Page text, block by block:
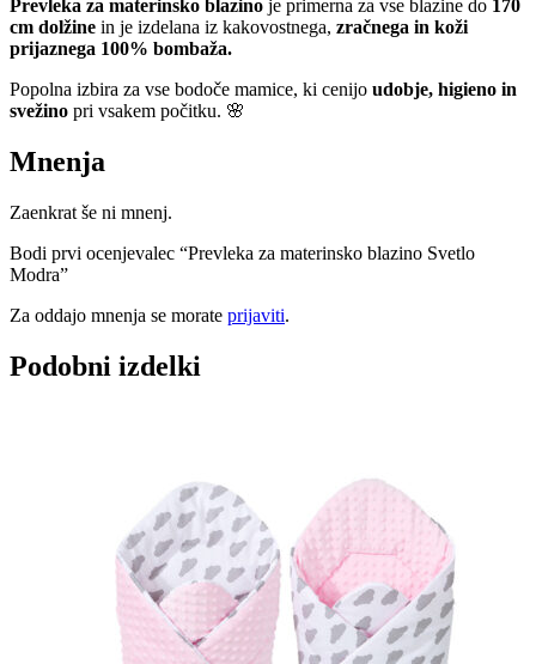
Prevleka za materinsko blazino je primerna za vse blazine do 170
cm dolžine in je izdelana iz kakovostnega, zračnega in koži
prijaznega 100% bombaža.
Popolna izbira za vse bodoče mamice, ki cenijo udobje, higieno in
svežino pri vsakem počitku. 🌸
Mnenja
Zaenkrat še ni mnenj.
Bodi prvi ocenjevalec “Prevleka za materinsko blazino Svetlo
Modra”
Za oddajo mnenja se morate prijaviti.
Podobni izdelki